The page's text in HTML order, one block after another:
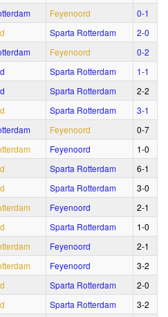
Feyenoord
0‑1
Sparta Rotterdam
2‑0
Feyenoord
0‑2
Sparta Rotterdam
1‑1
Sparta Rotterdam
2‑2
Sparta Rotterdam
3‑1
Feyenoord
0‑7
Feyenoord
1‑0
Sparta Rotterdam
6‑1
Sparta Rotterdam
3‑0
Feyenoord
2‑1
Sparta Rotterdam
1‑0
Feyenoord
2‑1
Feyenoord
3‑2
Sparta Rotterdam
2‑0
Sparta Rotterdam 3‑2